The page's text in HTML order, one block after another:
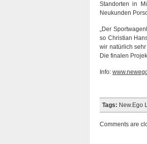
Standorten in
Neukunden
„Der
so Christian
wir natürlich
Die finalen
Info:
Tags: New.Ego
Comments are